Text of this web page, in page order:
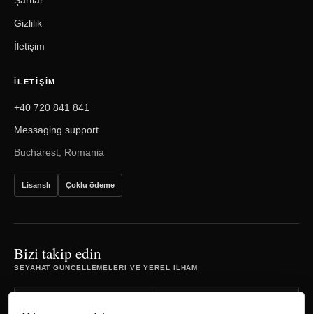
Gizlilik
İletişim
İLETIŞIM
+40 720 841 841
Messaging support
Bucharest, Romania
Lisanslı Çoklu ödeme
Bizi takip edin
SEYAHAT GÜNCELLEMELERI VE YEREL ILHAM